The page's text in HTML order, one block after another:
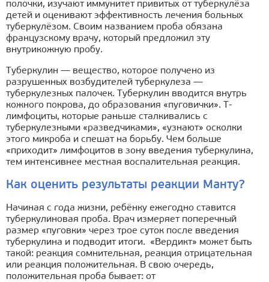
полочки, изучают иммунитет привитых от туберкулёза
детей и оценивают эффективность лечения больных
туберкулёзом. Своим названием проба обязана
французскому врачу, который предложил эту
внутрикожную пробу.
Туберкулин — вещество, которое получено из
разрушенных возбудителей туберкулеза —
туберкулезных палочек. Туберкулин вводится внутрь
кожного покрова, до образования «пуговички». Т-
лимфоциты, которые раньше сталкивались с
туберкулезными «разведчиками», «узнают» осколки
этого микроба и спешат на борьбу. Чем больше
«приходит» лимфоцитов в зону введения туберкулина,
тем интенсивнее местная воспалительная реакция.
Как оценить результаты реакции Манту?
Начиная с года жизни, ребёнку ежегодно ставится
туберкулиновая проба. Врач измеряет поперечный
размер «пуговки» через трое суток после введения
туберкулина и подводит итоги. «Вердикт» может быть
такой: реакция сомнительная, реакция отрицательная
или реакция положительная. В свою очередь,
положительная проба бывает: от